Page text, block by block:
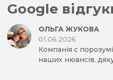
Google
ОЛЬГА ЖУКОВА
01.06.2026
Компанія с
наших нюансів,